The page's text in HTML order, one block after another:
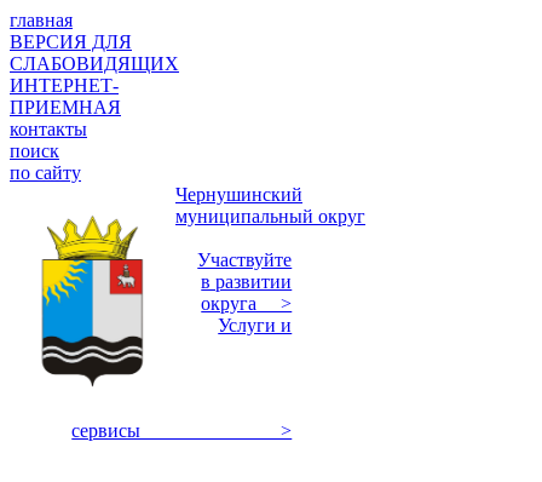
главная
ВЕРСИЯ ДЛЯ
СЛАБОВИДЯЩИХ
ИНТЕРНЕТ-
ПРИЕМНАЯ
контакты
поиск
по сайту
Чернушинский
муниципальный округ
Участвуйте
в развитии
округа >
Услуги и
сервисы >